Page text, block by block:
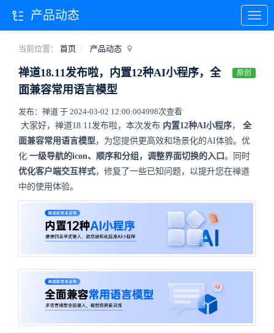
当前位置： 首页 产品动态
禅道18.11发布啦，内置12种AI小程序，全
面兼容常用语言模型
原创
发布：禅道 于 2024-03-02 12:00:004998次查看
大家好，禅道18.11发布啦，本次发布 内置12种AI小程序， 全
面兼容常用语言模型，为您提供更高效和场景化的AI体验。优
化 一级导航的icon、顺序和分组，调整界面切换的入口。同时
优化客户端交互样式，修复了一些已知问题，以提升您在禅道
中的使用体验。
产品动态